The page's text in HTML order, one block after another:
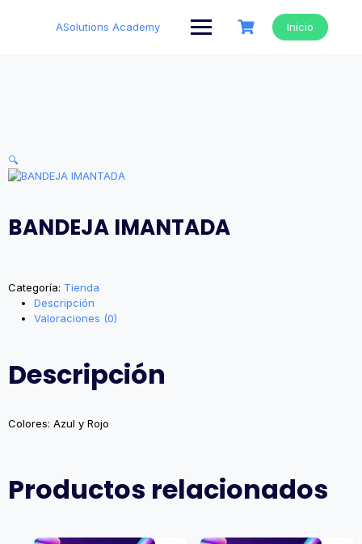
ASolutions Academy Inicio
🔍
BANDEJA IMANTADA
Categoría: Tienda
Descripción
Valoraciones (0)
Descripción
Colores: Azul y Rojo
Productos relacionados